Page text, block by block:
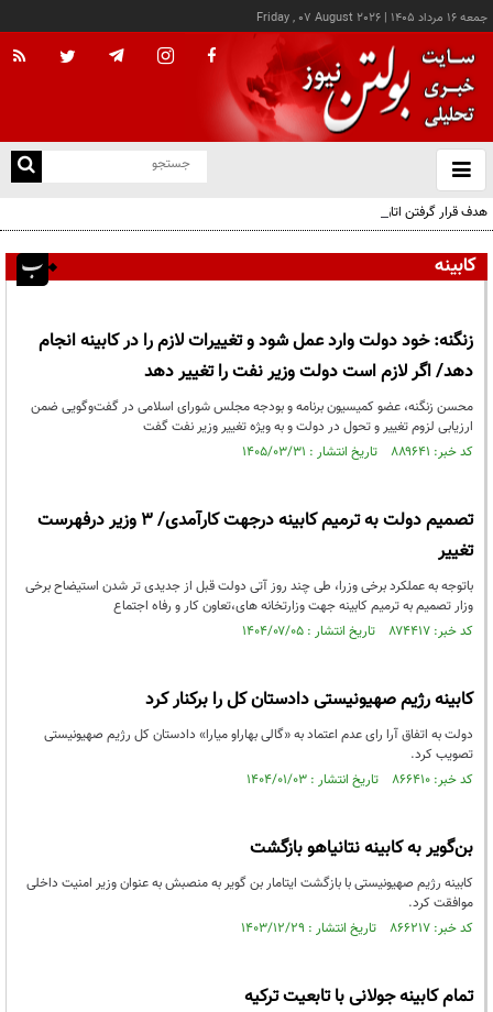
جمعه ۱۶ مرداد ۱۴۰۵ |
Friday , 07 August 2026
باز
و
هدف قرار گرفتن اتاق‌ فرماندهی مزدوران عربستان در یمن
کابینه
زنگنه: خود دولت وارد عمل شود و تغییرات لازم را در کابینه انجام
دهد/ اگر لازم است دولت وزیر نفت را تغییر دهد
محسن زنگنه، عضو کمیسیون برنامه و بودجه مجلس شورای اسلامی در گفت‌وگویی ضمن
ارزیابی لزوم تغییر و تحول در دولت و به ویژه تغییر وزیر نفت گفت
کد خبر: ۸۸۹۶۴۱ تاریخ انتشار : ۱۴۰۵/۰۳/۳۱
تصمیم دولت به ترمیم کابینه درجهت کارآمدی/ 3 وزیر درفهرست
تغییر
باتوجه به عملکرد برخی وزرا، طی چند روز آتی دولت قبل از جدیدی تر شدن استیضاح برخی
وزار تصمیم به ترمیم کابینه جهت وزارتخانه های،تعاون کار و رفاه اجتماع
کد خبر: ۸۷۴۴۱۷ تاریخ انتشار : ۱۴۰۴/۰۷/۰۵
کابینه رژیم صهیونیستی دادستان کل را برکنار کرد
دولت به اتفاق آرا رای عدم اعتماد به «گالی بهاراو میارا» دادستان کل رژیم صهیونیستی
تصویب کرد.
کد خبر: ۸۶۶۴۱۰ تاریخ انتشار : ۱۴۰۴/۰۱/۰۳
بن‌گویر به کابینه نتانیاهو بازگشت
کابینه رژیم صهیونیستی با بازگشت ایتامار بن گویر به منصبش به عنوان وزیر امنیت داخلی
موافقت کرد.
کد خبر: ۸۶۶۲۱۷ تاریخ انتشار : ۱۴۰۳/۱۲/۲۹
تمام کابینه جولانی با تابعیت ترکیه